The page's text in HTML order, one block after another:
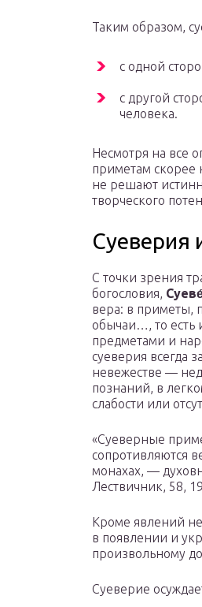
Таким образом,
с одной
с другой
человека.
Несмотря на все
приметам скорее
не решают
творческого
Суеверия
С точки зрения
богословия,
вера: в приметы,
обычаи…, то есть
предметами и
суеверия всегда
невежестве —
познаний, в
слабости или
«Суеверные
сопротивляются
монахах, —
Лествичник, 58,
Кроме явлений
в появлении и
произвольному
Суеверие